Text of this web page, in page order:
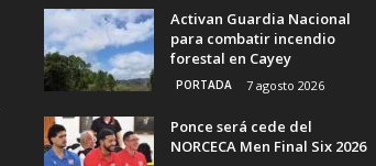
Activan Guardia Nacional
para combatir incendio
forestal en Cayey
PORTADA 7 agosto 2026
Ponce será cede del
NORCECA Men Final Six 2026